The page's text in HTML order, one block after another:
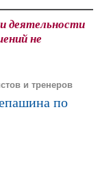
деятельности
не
и тренеров
по